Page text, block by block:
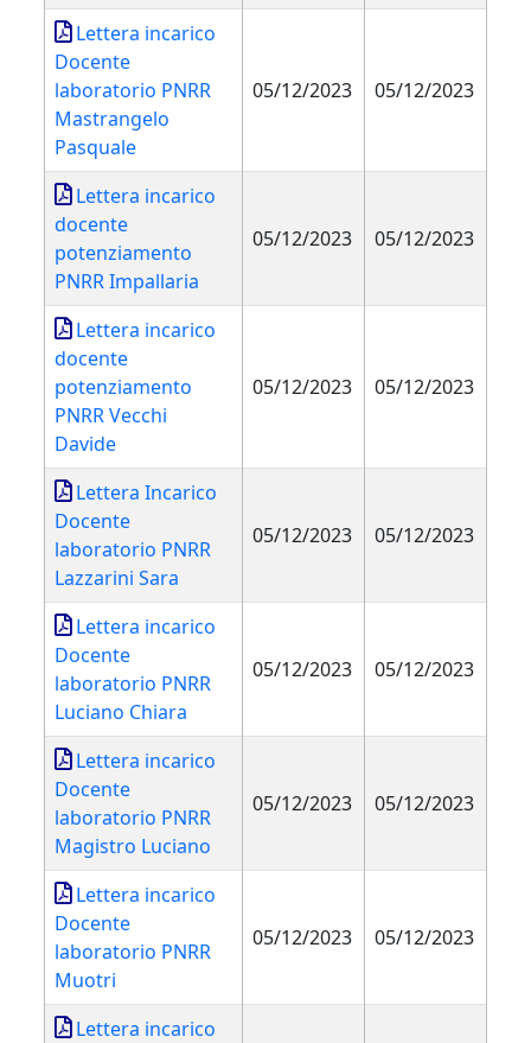
Lettera incarico
Docente
laboratorio PNRR
Mastrangelo
Pasquale
05/12/2023 05/12/2023
Lettera incarico
docente
potenziamento
PNRR Impallaria
05/12/2023 05/12/2023
Lettera incarico
docente
potenziamento
PNRR Vecchi
Davide
05/12/2023 05/12/2023
Lettera Incarico
Docente
laboratorio PNRR
Lazzarini Sara
05/12/2023 05/12/2023
Lettera incarico
Docente
laboratorio PNRR
Luciano Chiara
05/12/2023 05/12/2023
Lettera incarico
Docente
laboratorio PNRR
Magistro Luciano
05/12/2023 05/12/2023
Lettera incarico
Docente
laboratorio PNRR
Muotri
05/12/2023 05/12/2023
Lettera incarico